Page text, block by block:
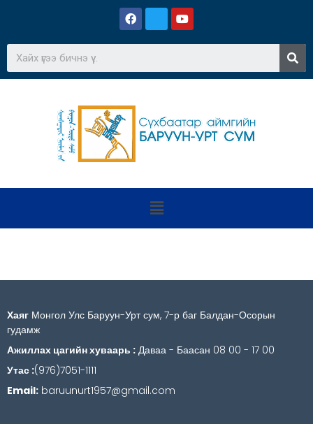
Хаяг Монгол Улс Баруун-Урт сум, 7-р баг Балдан-Осорын
гудамж
Ажиллах цагийн хуваарь : Даваа - Баасан 08 00 - 17 00
Утас :(976)7051-1111
Email: baruunurt1957@gmail.com